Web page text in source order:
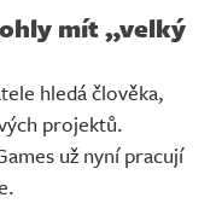
mít „velký
hledá člověka,
projektů.
už nyní pracují